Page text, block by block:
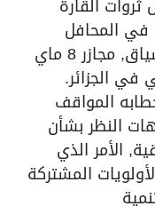
القارة
المحافل
الدولية, حيث استذكر, في هذا السياق, مجازر 8 ماي
المواقف
النظر بشأن
الأمر الذي
المشتركة